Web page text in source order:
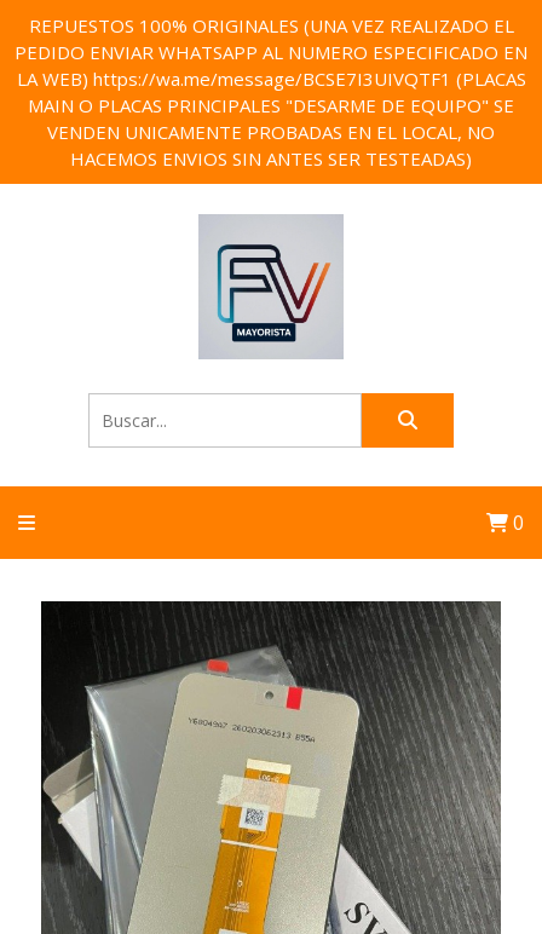
REPUESTOS 100% ORIGINALES (UNA VEZ REALIZADO EL
PEDIDO ENVIAR WHATSAPP AL NUMERO ESPECIFICADO EN
LA WEB) https://wa.me/message/BCSE7I3UIVQTF1 (PLACAS
MAIN O PLACAS PRINCIPALES "DESARME DE EQUIPO" SE
VENDEN UNICAMENTE PROBADAS EN EL LOCAL, NO
HACEMOS ENVIOS SIN ANTES SER TESTEADAS)
0